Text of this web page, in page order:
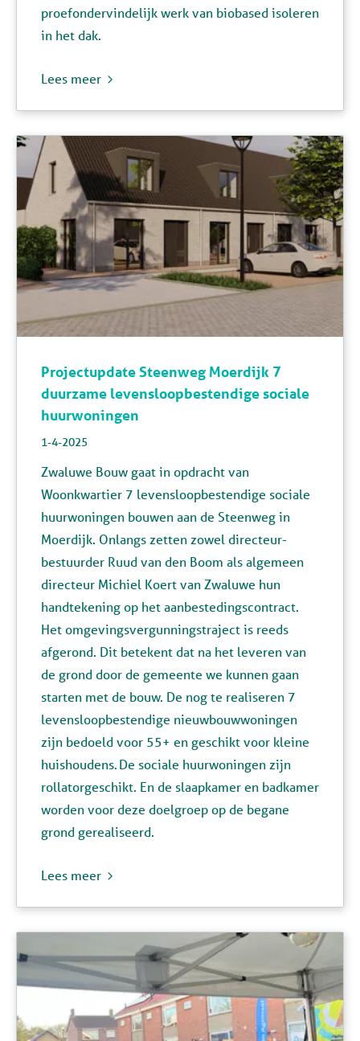
proefondervindelijk werk van biobased isoleren
in het dak.
Lees meer
Projectupdate Steenweg Moerdijk 7
duurzame levensloopbestendige sociale
huurwoningen
1-4-2025
Zwaluwe Bouw gaat in opdracht van
Woonkwartier 7 levensloopbestendige sociale
huurwoningen bouwen aan de Steenweg in
Moerdijk. Onlangs zetten zowel directeur-
bestuurder Ruud van den Boom als algemeen
directeur Michiel Koert van Zwaluwe hun
handtekening op het aanbestedingscontract.
Het omgevingsvergunningstraject is reeds
afgerond. Dit betekent dat na het leveren van
de grond door de gemeente we kunnen gaan
starten met de bouw. De nog te realiseren 7
levensloopbestendige nieuwbouwwoningen
zijn bedoeld voor 55+ en geschiktvoor kleine
huishoudens.De sociale huurwoningen zijn
rollatorgeschikt. En de slaapkamer en badkamer
worden voor deze doelgroep op de begane
grond gerealiseerd.
Lees meer